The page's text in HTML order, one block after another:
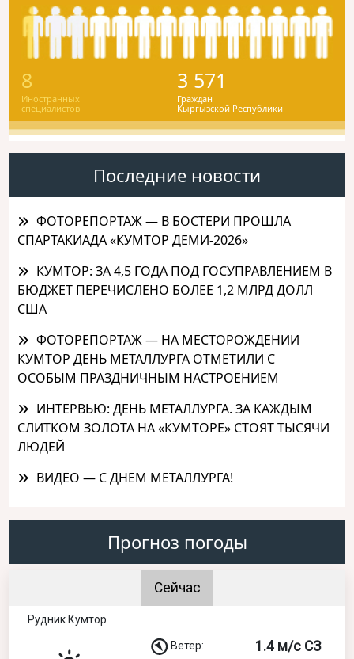
8
Иностранных
специалистов
3 571
Граждан
Кыргызской Республики
Последние новости
ФОТОРЕПОРТАЖ — В БОСТЕРИ ПРОШЛА
СПАРТАКИАДА «КУМТОР ДЕМИ-2026»
КУМТОР: ЗА 4,5 ГОДА ПОД ГОСУПРАВЛЕНИЕМ В
БЮДЖЕТ ПЕРЕЧИСЛЕНО БОЛЕЕ 1,2 МЛРД ДОЛЛ
США
ФОТОРЕПОРТАЖ — НА МЕСТОРОЖДЕНИИ
КУМТОР ДЕНЬ МЕТАЛЛУРГА ОТМЕТИЛИ С
ОСОБЫМ ПРАЗДНИЧНЫМ НАСТРОЕНИЕМ
ИНТЕРВЬЮ: ДЕНЬ МЕТАЛЛУРГА. ЗА КАЖДЫМ
СЛИТКОМ ЗОЛОТА НА «КУМТОРЕ» СТОЯТ ТЫСЯЧИ
ЛЮДЕЙ
ВИДЕО — С ДНЕМ МЕТАЛЛУРГА!
Прогноз погоды
Сейчас
Рудник Кумтор
Ветер: 1.4 м/с СЗ